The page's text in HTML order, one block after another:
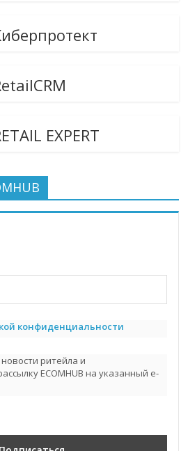
EXPERT
конфиденциальности
ритейла и
ECOMHUB на указанный e-